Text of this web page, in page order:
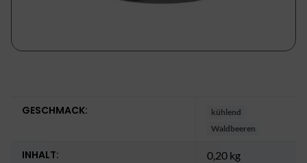
GESCHMACK:
kühlend
Waldbeeren
INHALT: 0,20 kg